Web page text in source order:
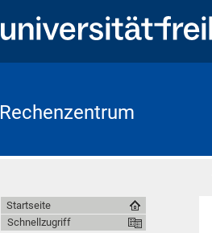
Rechenzentrum
Startseite
Schnellzugriff